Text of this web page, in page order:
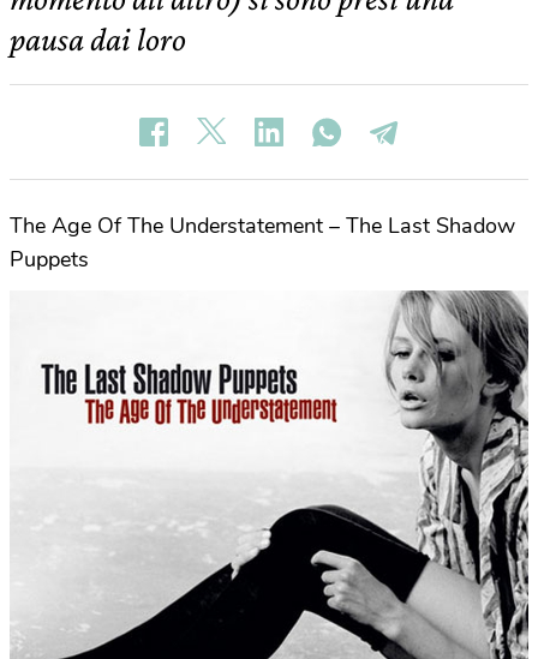
pausa dai loro
The Age Of The Understatement – The Last Shadow
Puppets